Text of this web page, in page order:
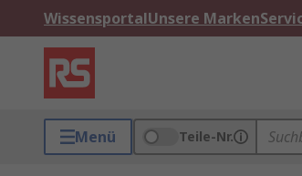
WissensportalUnsere Marken
Menü Teile-Nr.